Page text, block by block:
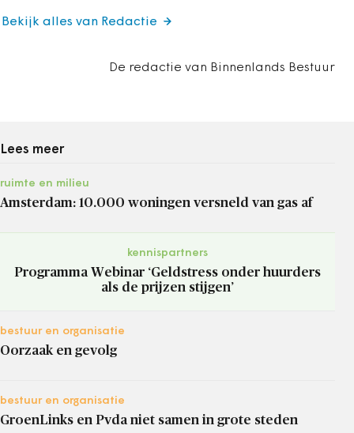
De redactie van Binnenlands Bestuur
Bekijk alles van Redactie
Lees meer
ruimte en milieu
Amsterdam: 10.000 woningen versneld van gas af
kennispartners
Programma Webinar ‘Geldstress onder huurders
als de prijzen stijgen’
bestuur en organisatie
Oorzaak en gevolg
bestuur en organisatie
GroenLinks en Pvda niet samen in grote steden